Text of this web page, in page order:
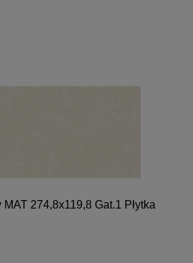
274,8x119,8 Gat.1 Płytka